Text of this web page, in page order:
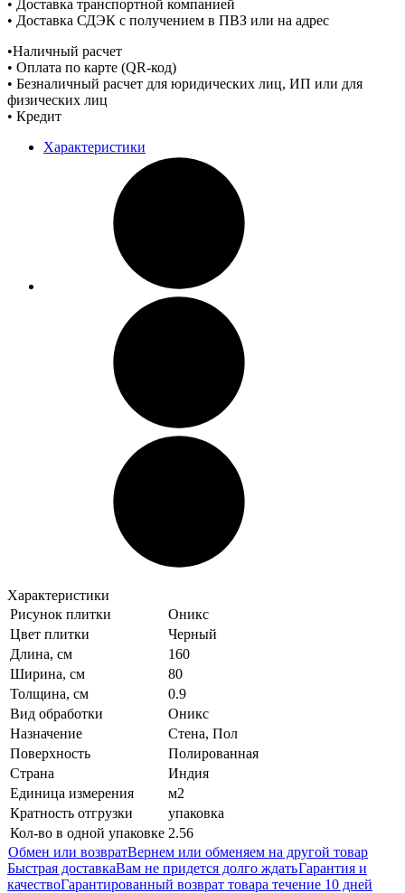
• Доставка транспортной компанией
• Доставка СДЭК с получением в ПВЗ или на адрес
•Наличный расчет
• Оплата по карте (QR-код)
• Безналичный расчет для юридических лиц, ИП или для
физических лиц
• Кредит
Характеристики
Характеристики
Рисунок плитки
Оникс
Цвет плитки
Черный
Длина, см
160
Ширина, см
80
Толщина, см
0.9
Вид обработки
Оникс
Назначение
Стена, Пол
Поверхность
Полированная
Страна
Индия
Единица измерения
м2
Кратность отгрузки
упаковка
Кол-во в одной упаковке 2.56
Обмен или возвратВернем или обменяем на другой товар
Быстрая доставкаВам не придется долго ждатьГарантия и
качествоГарантированный возврат товара течение 10 дней